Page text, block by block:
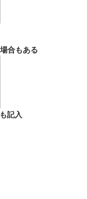
〜19:00）
10-8
合もある
記入